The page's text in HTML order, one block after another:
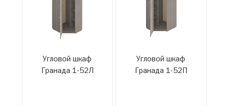
Угловой шкаф
Гранада 1-52Л
Угловой шкаф
Гранада 1-52П